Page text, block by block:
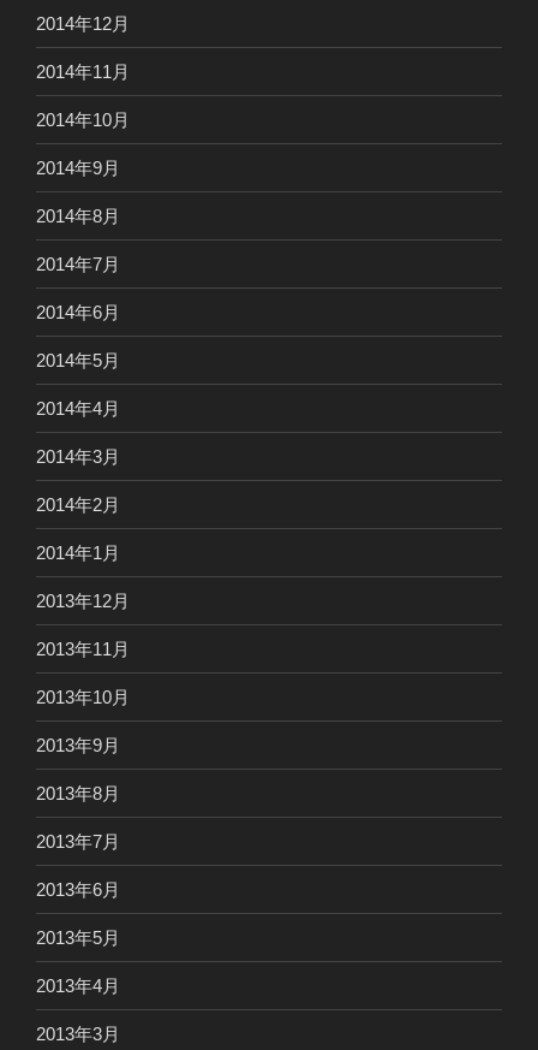
2014年12月
2014年11月
2014年10月
2014年9月
2014年8月
2014年7月
2014年6月
2014年5月
2014年4月
2014年3月
2014年2月
2014年1月
2013年12月
2013年11月
2013年10月
2013年9月
2013年8月
2013年7月
2013年6月
2013年5月
2013年4月
2013年3月